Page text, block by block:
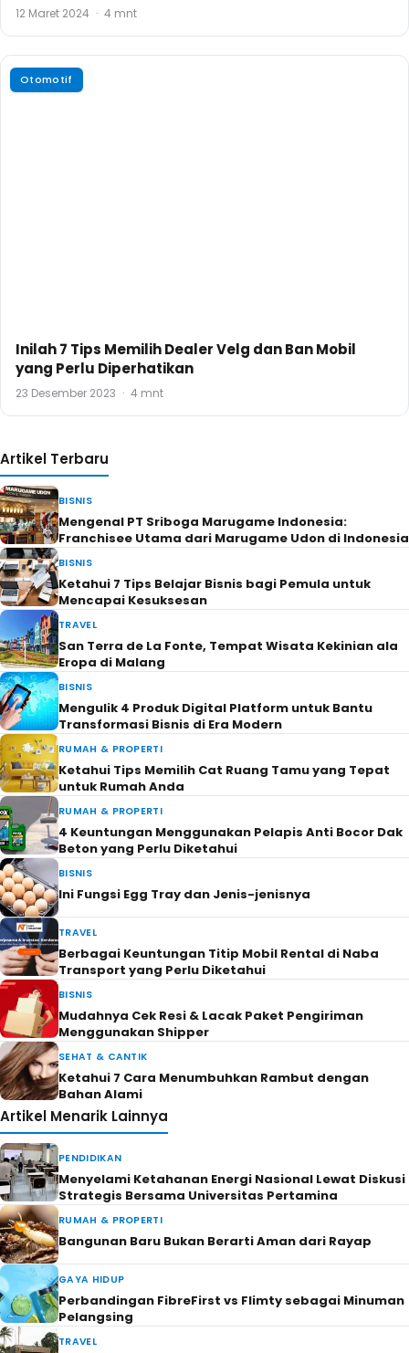
12 Maret 2024 · 4 mnt
Otomotif
Inilah 7 Tips Memilih Dealer Velg dan Ban Mobil
yang Perlu Diperhatikan
23 Desember 2023 · 4 mnt
Artikel Terbaru
BISNIS
Mengenal PT Sriboga Marugame Indonesia:
Franchisee Utama dari Marugame Udon di Indonesia
BISNIS
Ketahui 7 Tips Belajar Bisnis bagi Pemula untuk
Mencapai Kesuksesan
TRAVEL
San Terra de La Fonte, Tempat Wisata Kekinian ala
Eropa di Malang
BISNIS
Mengulik 4 Produk Digital Platform untuk Bantu
Transformasi Bisnis di Era Modern
RUMAH & PROPERTI
Ketahui Tips Memilih Cat Ruang Tamu yang Tepat
untuk Rumah Anda
RUMAH & PROPERTI
4 Keuntungan Menggunakan Pelapis Anti Bocor Dak
Beton yang Perlu Diketahui
BISNIS
Ini Fungsi Egg Tray dan Jenis-jenisnya
TRAVEL
Berbagai Keuntungan Titip Mobil Rental di Naba
Transport yang Perlu Diketahui
BISNIS
Mudahnya Cek Resi & Lacak Paket Pengiriman
Menggunakan Shipper
SEHAT & CANTIK
Ketahui 7 Cara Menumbuhkan Rambut dengan
Bahan Alami
Artikel Menarik Lainnya
PENDIDIKAN
Menyelami Ketahanan Energi Nasional Lewat Diskusi
Strategis Bersama Universitas Pertamina
RUMAH & PROPERTI
Bangunan Baru Bukan Berarti Aman dari Rayap
GAYA HIDUP
Perbandingan FibreFirst vs Flimty sebagai Minuman
Pelangsing
TRAVEL